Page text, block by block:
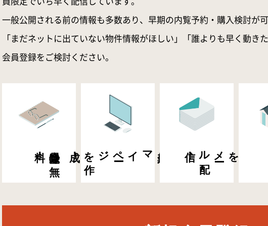
一般公開される前の情報も多数あり、早期の内覧予約・購入検討が可
「まだネットに出ていない物件情報がほしい」「誰よりも早く動き
会員登録をご検討ください。
会員登録は
無
料！ マイペ
ー
ジを
作
成！ を
メ
ー
ル
配
信！